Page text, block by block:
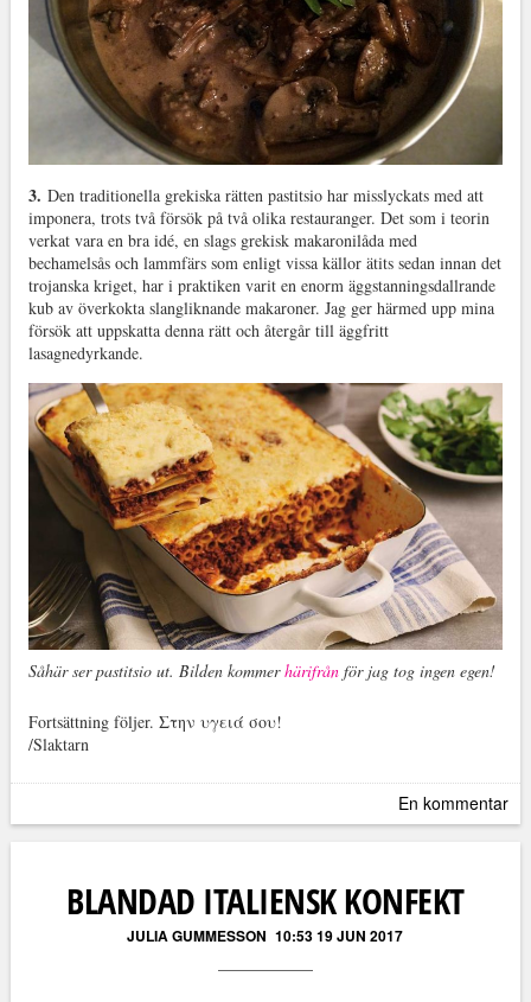
3. Den traditionella grekiska rätten pastitsio har misslyckats med att
imponera, trots två försök på två olika restauranger. Det som i teorin
verkat vara en bra idé, en slags grekisk makaronilåda med
bechamelsås och lammfärs som enligt vissa källor ätits sedan innan det
trojanska kriget, har i praktiken varit en enorm äggstanningsdallrande
kub av överkokta slangliknande makaroner. Jag ger härmed upp mina
försök att uppskatta denna rätt och återgår till äggfritt
lasagnedyrkande.
Såhär ser pastitsio ut. Bilden kommerhärifrånför jag tog ingen egen!
Fortsättning följer. Στην υγειά σου!
/Slaktarn
En kommentar
BLANDAD ITALIENSK KONFEKT
JULIA GUMMESSON 10:53 19 JUN 2017